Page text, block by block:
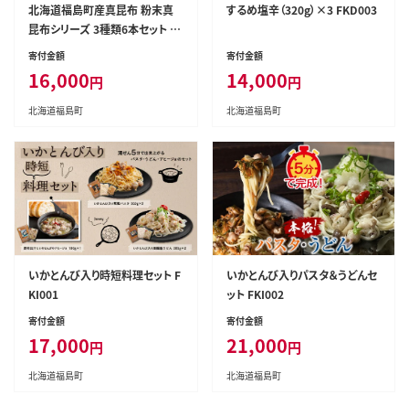
北海道福島町産真昆布 粉末真
昆布シリーズ 3種類6本セット F
KB054
寄付金額
16,000円
北海道福島町
するめ塩辛（320g）×3 FKD003
寄付金額
14,000円
北海道福島町
いかとんび入り時短料理セット F
KI001
寄付金額
17,000円
北海道福島町
いかとんび入りパスタ＆うどんセ
ット FKI002
寄付金額
21,000円
北海道福島町